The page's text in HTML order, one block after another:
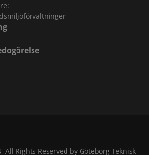
All Rights Reserved by Göteborg Teknisk